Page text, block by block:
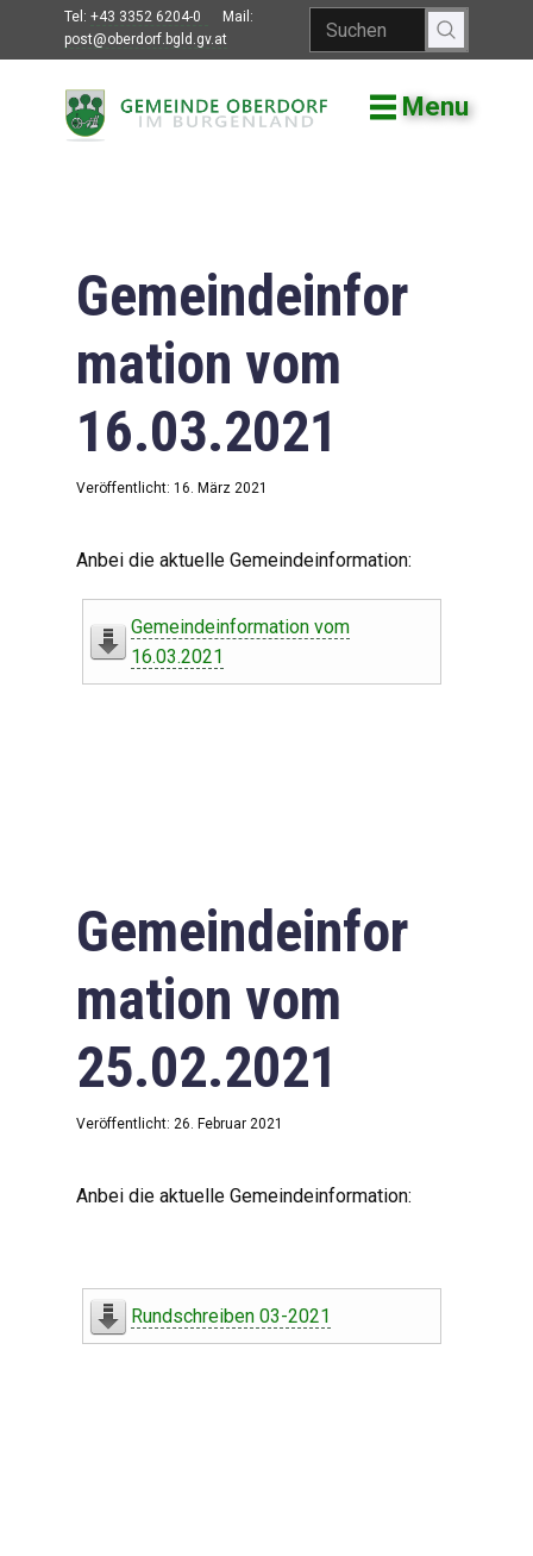
Tel: +43 3352 6204-0
Mail:
post@oberdorf.bgld.gv.at
Menu
Willkommen
Gemeindeamt
Gemeinderat
Bildung
Vereine
Leben in Oberdorf
Downloads
Impressum
Datenschutzerklärung
Gemeindeinfor
mation vom
16.03.2021
Veröffentlicht: 16. März 2021
Anbei die aktuelle Gemeindeinformation:
Gemeindeinformation vom
16.03.2021
Gemeindeinfor
mation vom
25.02.2021
Veröffentlicht: 26. Februar 2021
Anbei die aktuelle Gemeindeinformation:
Rundschreiben 03-2021